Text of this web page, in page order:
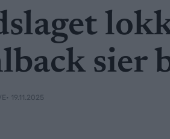
sier
• 19.11.2025